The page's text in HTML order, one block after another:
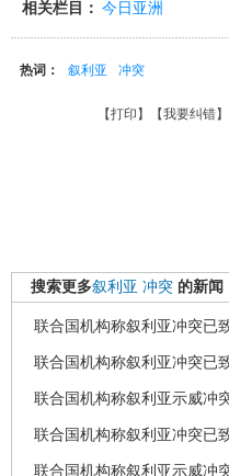
相关栏目： 今日亚洲
热词： 叙利亚 冲突
【打印 】【我要纠错
搜索更多叙利亚 冲突 的新闻
联合国机构称叙利亚冲突已
联合国机构称叙利亚冲突已
联合国机构称叙利亚示威冲
联合国机构称叙利亚冲突已
联合国机构称叙利亚示威冲